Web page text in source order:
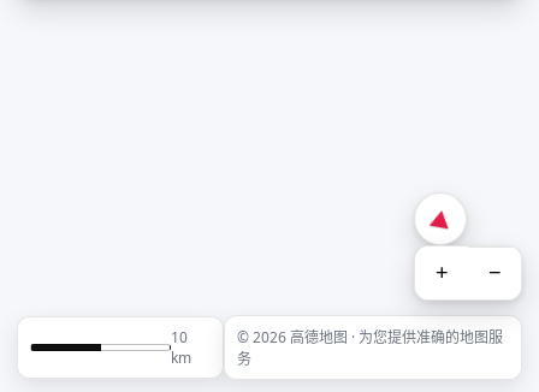
+ −
10
km
© 2026 高德地图 · 为您提供准确的地图服
务